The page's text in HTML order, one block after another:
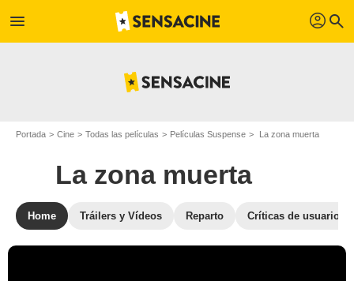
menu profil search
Portada Cine Todas las películas Películas Suspense La zona muerta
La zona muerta
Home Tráilers y Vídeos Reparto Críticas de usuarios